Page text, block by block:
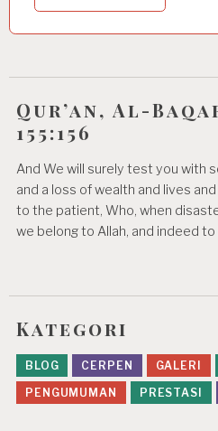
Qur’an, Al-
155:156
And We will surely test you with
and a loss of wealth and lives
to the patient, Who, when
we belong to Allah, and indeed to
Kategori
BLOG CERPEN GALERI
PENGUMUMAN
PRESTASI